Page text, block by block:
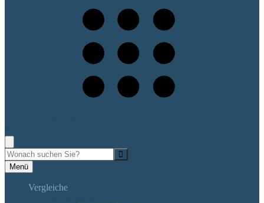
Menü
Vergleiche